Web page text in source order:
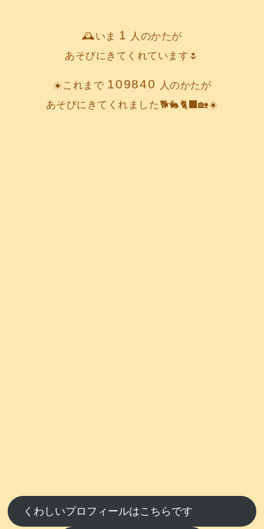
🕰️いま 1
人のかたが
あそびにきてくれています🌷
☀️これまで 109840
人のかたが
あそびにきてくれました🐕️🐇🐈‍⬛🏡☀️
くわしいプロフィールはこちらです